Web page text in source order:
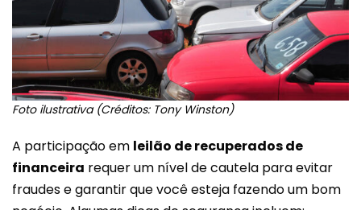
Foto ilustrativa (Créditos: Tony Winston)
A participação em leilão de recuperados de
financeira requer um nível de cautela para evitar
fraudes e garantir que você esteja fazendo um bom